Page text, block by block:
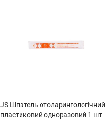
JS Шпатель отоларингологічний
пластиковий одноразовий 1 шт